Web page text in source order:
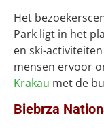
Het
Park ligt in het
en ski-
mensen ervoor
Krakau met de
Biebrza